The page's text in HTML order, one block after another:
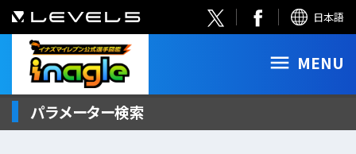
日本語
MENU
パラメーター検索